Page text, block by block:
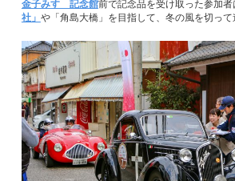
金子みすゞ記念館前で記念品を受け取った参加者
社」 や「角島大橋」を目指して、冬の風を切って